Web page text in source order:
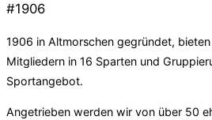
#1906
1906 in Altmorschen gegründet,
Mitgliedern in 16 Sparten und
Sportangebot.
Angetrieben werden wir von über 50